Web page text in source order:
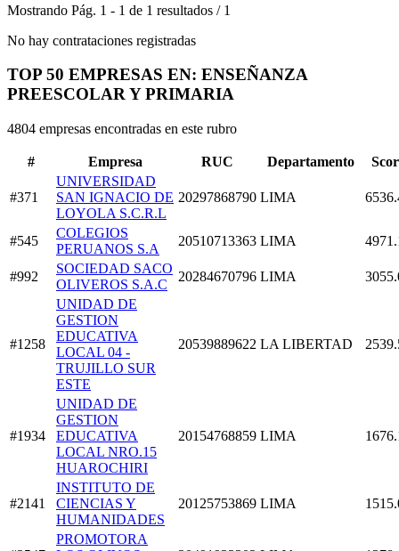
Mostrando Pág. 1 - 1 de 1 resultados / 1
No hay contrataciones registradas
TOP 50 EMPRESAS EN: ENSEÑANZA
PREESCOLAR Y PRIMARIA
4804 empresas encontradas en este rubro
# Empresa RUC Departamento
#371
UNIVERSIDAD
SAN IGNACIO DE
LOYOLA S.C.R.L
20297868790 LIMA
#545
COLEGIOS
PERUANOS S.A
20510713363 LIMA
#992
SOCIEDAD SACO
OLIVEROS S.A.C
20284670796 LIMA
#1258
UNIDAD DE
GESTION
EDUCATIVA
LOCAL 04 -
TRUJILLO SUR
ESTE
20539889622 LA LIBERTAD
#1934
UNIDAD DE
GESTION
EDUCATIVA
LOCAL NRO.15
HUAROCHIRI
20154768859 LIMA
#2141
INSTITUTO DE
CIENCIAS Y
HUMANIDADES
20125753869 LIMA
PROMOTORA